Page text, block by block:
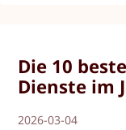
Die 10
Dienste im
2026-03-04